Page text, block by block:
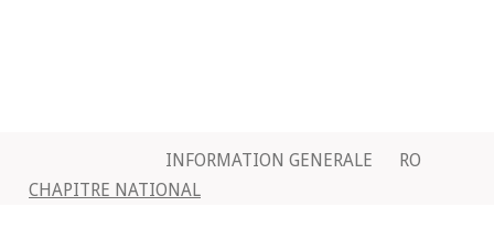
INFORMATION GENERALE
RO
CHAPITRE NATIONAL